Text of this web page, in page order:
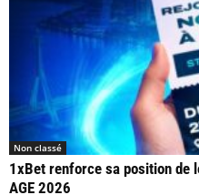
Non classé
1xBet renforce sa position de
AGE 2026